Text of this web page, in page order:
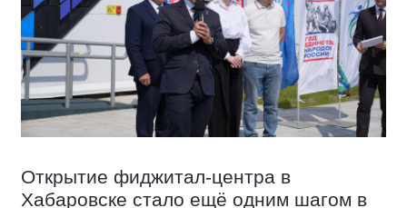
Открытие фиджитал-центра в
Хабаровске стало ещё одним шагом в